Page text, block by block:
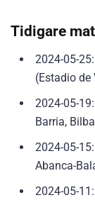
Tidigare
2024-05-
(Estadio de
2024-05-
Barria,
2024-05-
Abanca-
2024-05-